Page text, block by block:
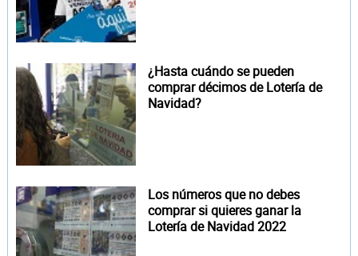
¿Hasta cuándo se pueden
comprar décimos de Lotería de
Navidad?
Los números que no debes
comprar si quieres ganar la
Lotería de Navidad 2022